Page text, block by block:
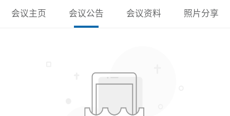
会议主页 会议公告 会议资料 照片分享